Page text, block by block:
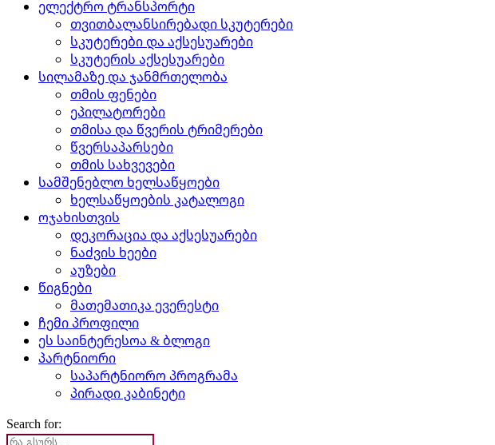
ელექტრო ტრანსპორტი
თვითბალანსირებადი სკუტერები
სკუტერები და აქსესუარები
სკუტერის აქსესუარები
სილამაზე და ჯანმრთელობა
თმის ფენები
ეპილატორები
თმისა და წვერის ტრიმერები
წვერსაპარსები
თმის სახვევები
სამშენებლო ხელსაწყოები
ხელსაწყოების კატალოგი
ოჯახისთვის
დეკორაცია და აქსესუარები
ნაძვის ხეები
აუზები
წიგნები
მათემათიკა ევერესტი
ჩემი პროფილი
ეს საინტერესოა & ბლოგი
პარტნიორი
საპარტნიორო პროგრამა
პირადი კაბინეტი
Search for: